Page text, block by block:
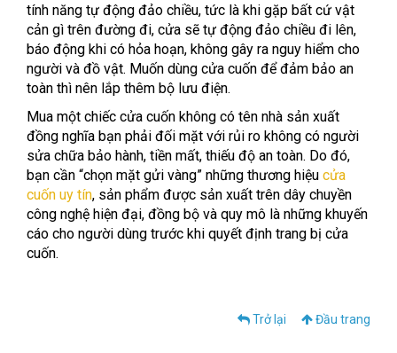
tính năng tự động đảo chiều, tức là khi gặp bất cứ vật
cản gì trên đường đi, cửa sẽ tự động đảo chiều đi lên,
báo động khi có hỏa hoạn, không gây ra nguy hiểm cho
người và đồ vật. Muốn dùng cửa cuốn để đảm bảo an
toàn thì nên lắp thêm bộ lưu điện.
Mua một chiếc cửa cuốn không có tên nhà sản xuất
đồng nghĩa bạn phải đối mặt với rủi ro không có người
sửa chữa bảo hành, tiền mất, thiếu độ an toàn. Do đó,
bạn cần “chọn mặt gửi vàng” những thương hiệu cửa
cuốn uy tín, sản phẩm được sản xuất trên dây chuyền
công nghệ hiện đại, đồng bộ và quy mô là những khuyến
cáo cho người dùng trước khi quyết định trang bị cửa
cuốn.
Trở lại Đầu trang